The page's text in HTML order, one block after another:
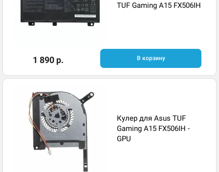
TUF Gaming A15 FX506IH
1 890 р. В корзину
Кулер для Asus TUF
Gaming A15 FX506IH -
GPU